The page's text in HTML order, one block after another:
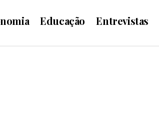
Educação Entrevistas